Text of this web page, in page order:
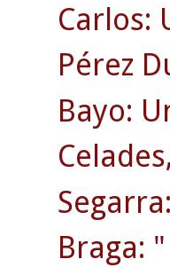
Carlos:
Pérez
Bayo:
Braga: